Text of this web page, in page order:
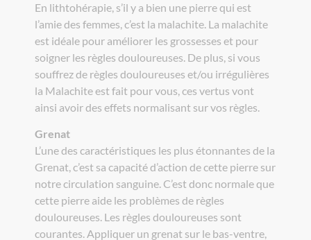
En lithtohérapie, s’il y a bien une pierre qui est
l’amie des femmes, c’est la malachite. La malachite
est idéale pour améliorer les grossesses et pour
soigner les règles douloureuses. De plus, si vous
souffrez de règles douloureuses et/ou irrégulières
la Malachite est fait pour vous, ces vertus vont
ainsi avoir des effets normalisant sur vos règles.
Grenat
L’une des caractéristiques les plus étonnantes de la
Grenat, c’est sa capacité d’action de cette pierre sur
notre circulation sanguine. C’est donc normale que
cette pierre aide les problèmes de règles
douloureuses. Les règles douloureuses sont
courantes. Appliquer un grenat sur le bas-ventre,